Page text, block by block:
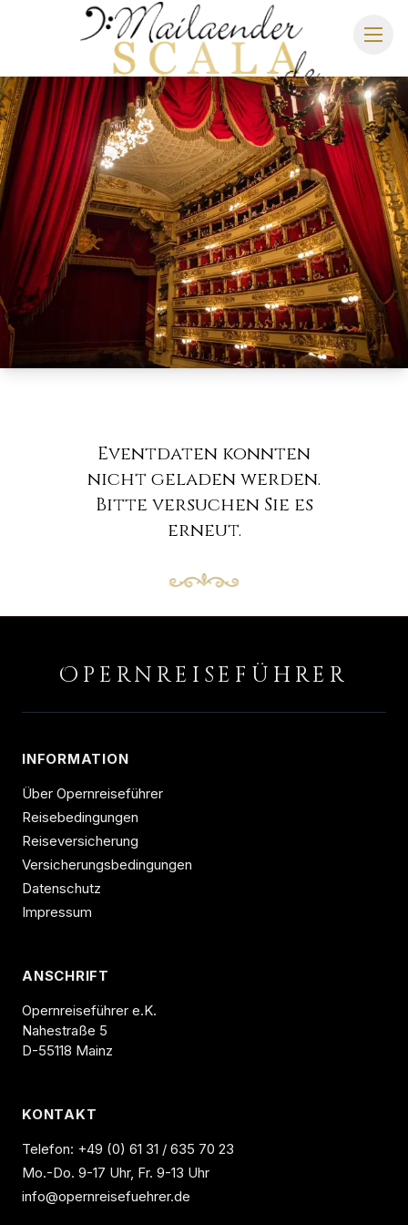
MAILÄNDER SCALA
SPIELPLAN 2026/2027
SITZPLAN HOTELS
Eventdaten konnten
nicht geladen werden.
Bitte versuchen Sie es
erneut.
O PERNREISEFÜHRER
INFORMATION
Über Opernreiseführer
Reisebedingungen
Reiseversicherung
Versicherungsbedingungen
Datenschutz
Impressum
ANSCHRIFT
Opernreiseführer e.K.
Nahestraße 5
D-55118 Mainz
KONTAKT
Telefon: +49 (0) 61 31 / 635 70 23
Mo.-Do. 9-17 Uhr, Fr. 9-13 Uhr
info@opernreisefuehrer.de